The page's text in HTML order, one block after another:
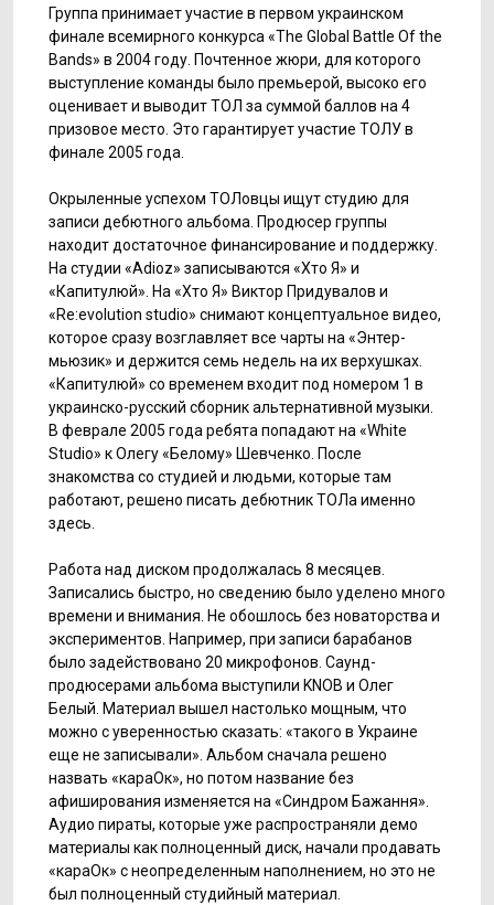
Группа принимает участие в первом украинском
финале всемирного конкурса «The Global Battle Of the
Bands» в 2004 году. Почтенное жюри, для которого
выступление команды было премьерой, высоко его
оценивает и выводит ТОЛ за суммой баллов на 4
призовое место. Это гарантирует участие ТОЛУ в
финале 2005 года.
Окрыленные успехом ТОЛовцы ищут студию для
записи дебютного альбома. Продюсер группы
находит достаточное финансирование и поддержку.
На студии «Adіoz» записываются «Хто Я» и
«Капитулюй». На «Хто Я» Виктор Придувалов и
«Re:evolutіon studіo» снимают концептуальное видео,
которое сразу возглавляет все чарты на «Энтер-
мьюзик» и держится семь недель на их верхушках.
«Капитулюй» со временем входит под номером 1 в
украинско-русский сборник альтернативной музыки.
В феврале 2005 года ребята попадают на «Whіte
Studіo» к Олегу «Белому» Шевченко. После
знакомства со студией и людьми, которые там
работают, решено писать дебютник ТОЛа именно
здесь.
Работа над диском продолжалась 8 месяцев.
Записались быстро, но сведению было уделено много
времени и внимания. Не обошлось без новаторства и
экспериментов. Например, при записи барабанов
было задействовано 20 микрофонов. Саунд-
продюсерами альбома выступили KNOB и Олег
Белый. Материал вышел настолько мощным, что
можно с уверенностью сказать: «такого в Украине
еще не записывали». Альбом сначала решено
назвать «караОк», но потом название без
афиширования изменяется на «Синдром Бажання».
Аудио пираты, которые уже распространяли демо
материалы как полноценный диск, начали продавать
«караОк» с неопределенным наполнением, но это не
был полноценный студийный материал.